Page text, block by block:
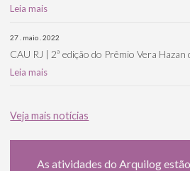
Leia mais
27 . maio . 2022
CAU RJ | 2ª edição do Prêmio Vera
Leia mais
Veja mais notícias
As atividades do Arquilog